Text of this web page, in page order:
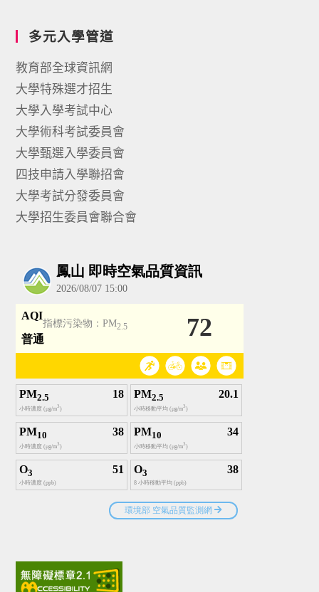
多元入學管道
教育部全球資訊網
大學特殊選才招生
大學入學考試中心
大學術科考試委員會
大學甄選入學委員會
四技申請入學聯招會
大學考試分發委員會
大學招生委員會聯合會